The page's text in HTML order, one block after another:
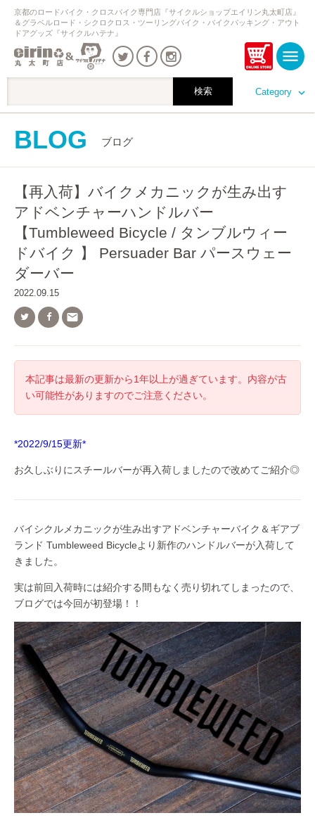
Category
京都のロードバイク・クロスバイク専門店『サイクルショップエイリン丸太町店』
＆グラベルロード・シクロクロス・ツーリングバイク・バイクパッキング・アウト
ドアグッズ『サイクルハテナ』
BLOG ブログ
【再入荷】バイクメカニックが生み出す
アドベンチャーハンドルバー
【Tumbleweed Bicycle / タンブルウィー
ドバイク 】 Persuader Bar パースウェー
ダーバー
2022.09.15

本記事は最新の更新から1年以上が過ぎています。内容が古
い可能性がありますのでご注意ください。
*2022/9/15更新*
お久しぶりにスチールバーが再入荷しましたので改めてご紹介◎
バイシクルメカニックが生み出すアドベンチャーバイク＆ギアブ
ランド Tumbleweed Bicycleより新作のハンドルバーが入荷して
きました。
実は前回入荷時には紹介する間もなく売り切れてしまったので、
ブログでは今回が初登場！！